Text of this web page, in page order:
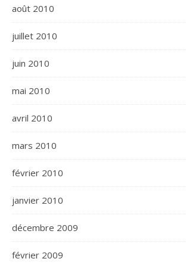
août 2010
juillet 2010
juin 2010
mai 2010
avril 2010
mars 2010
février 2010
janvier 2010
décembre 2009
février 2009